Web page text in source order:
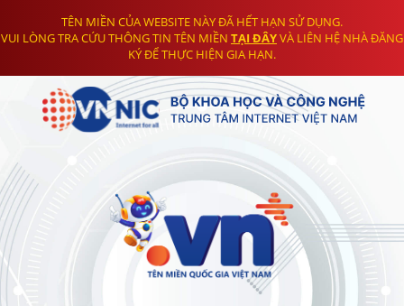
TÊN MIỀN CỦA WEBSITE NÀY ĐÃ HẾT HẠN SỬ DỤNG.
VUI LÒNG TRA CỨU THÔNG TIN TÊN MIỀN TẠI ĐÂYVÀ LIÊN HỆ NHÀ ĐĂNG
KÝ ĐỂ THỰC HIỆN GIA HẠN.